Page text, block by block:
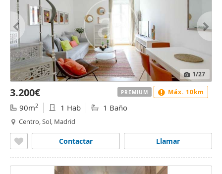
1/27
3.200€
90m2 1 Hab 1 Baño
Centro, Sol, Madrid
Llamar
Contactar
PREMIUM Máx. 10km